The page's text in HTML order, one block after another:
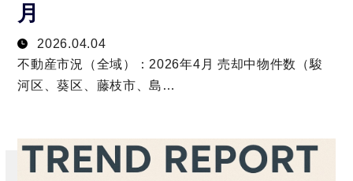
月
2026.04.04
不動産市況（全域）：2026年4月 売却中物件数（駿
河区、葵区、藤枝市、島…